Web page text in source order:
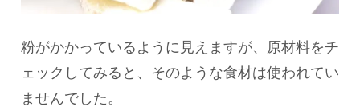
粉がかかっているように見えますが、原材料をチ
ェックしてみると、そのような食材は使われてい
ませんでした。